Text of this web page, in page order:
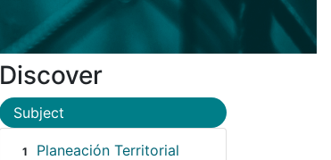
Discover
Subject
1 Planeación Territorial